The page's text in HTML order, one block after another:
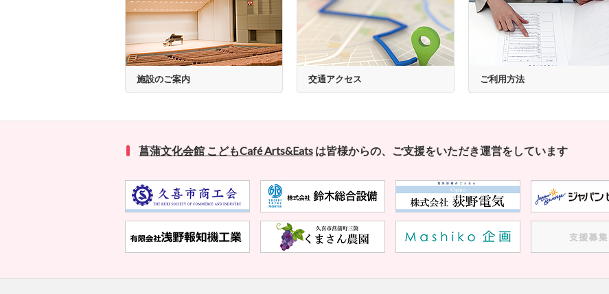
施設のご案内 交通アクセス ご利用方法
菖蒲文化会館 こどもCafé Arts&Eats は皆様からの、ご支援をいただき運営をしています